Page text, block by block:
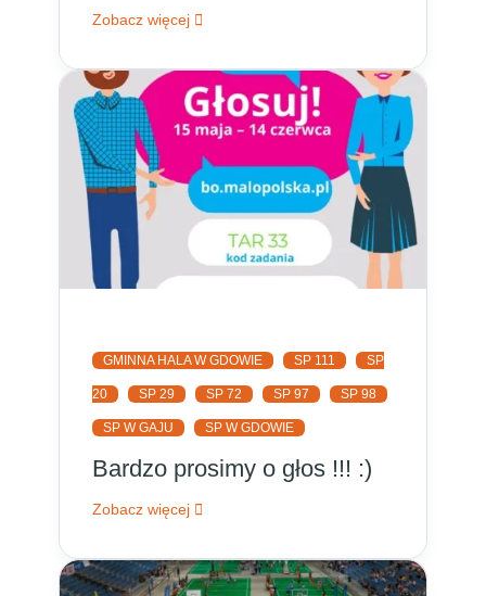
Zobacz więcej
GMINNA HALA W GDOWIE SP 111 SP
20 SP 29 SP 72 SP 97 SP 98
SP W GAJU SP W GDOWIE
Bardzo prosimy o głos !!! :)
Zobacz więcej